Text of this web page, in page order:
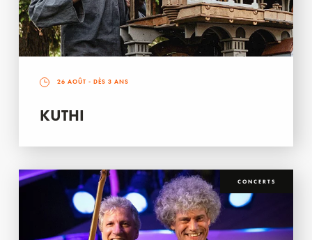
26 AOÛT - DÈS 3 ANS
KUTHI
CONCERTS